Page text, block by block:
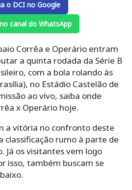
o DCI no Google
canal do WhatsApp
Corrêa e Operário entram
a quinta rodada da Série B
com a bola rolando às
no Estádio Castelão de
ao vivo, saiba onde
x Operário hoje.
a vitória no confronto deste
classificação rumo à parte de
Já os visitantes vem logo
isso, também buscam se